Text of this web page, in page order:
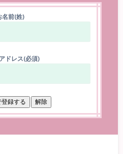
名前(姓)
ドレス(必須)